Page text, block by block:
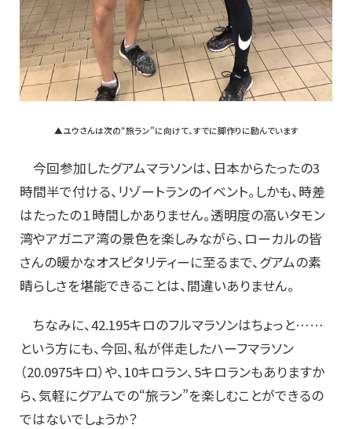
▲ユウさんは次の“旅ラン”に向けて、すでに脚作りに励んでいます
今回参加したグアムマラソンは、日本からたったの3
時間半で付ける、リゾートランのイベント。しかも、時差
はたったの１時間しかありません。透明度の高いタモン
湾やアガニア湾の景色を楽しみながら、ローカルの皆
さんの暖かなオスピタリティーに至るまで、グアムの素
晴らしさを堪能できることは、間違いありません。
ちなみに、42.195キロのフルマラソンはちょっと……
という方にも、今回、私が伴走したハーフマラソン
（20.0975キロ）や、10キロラン、5キロランもありますか
ら、気軽にグアムでの“旅ラン”を楽しむことができるの
ではないでしょうか？